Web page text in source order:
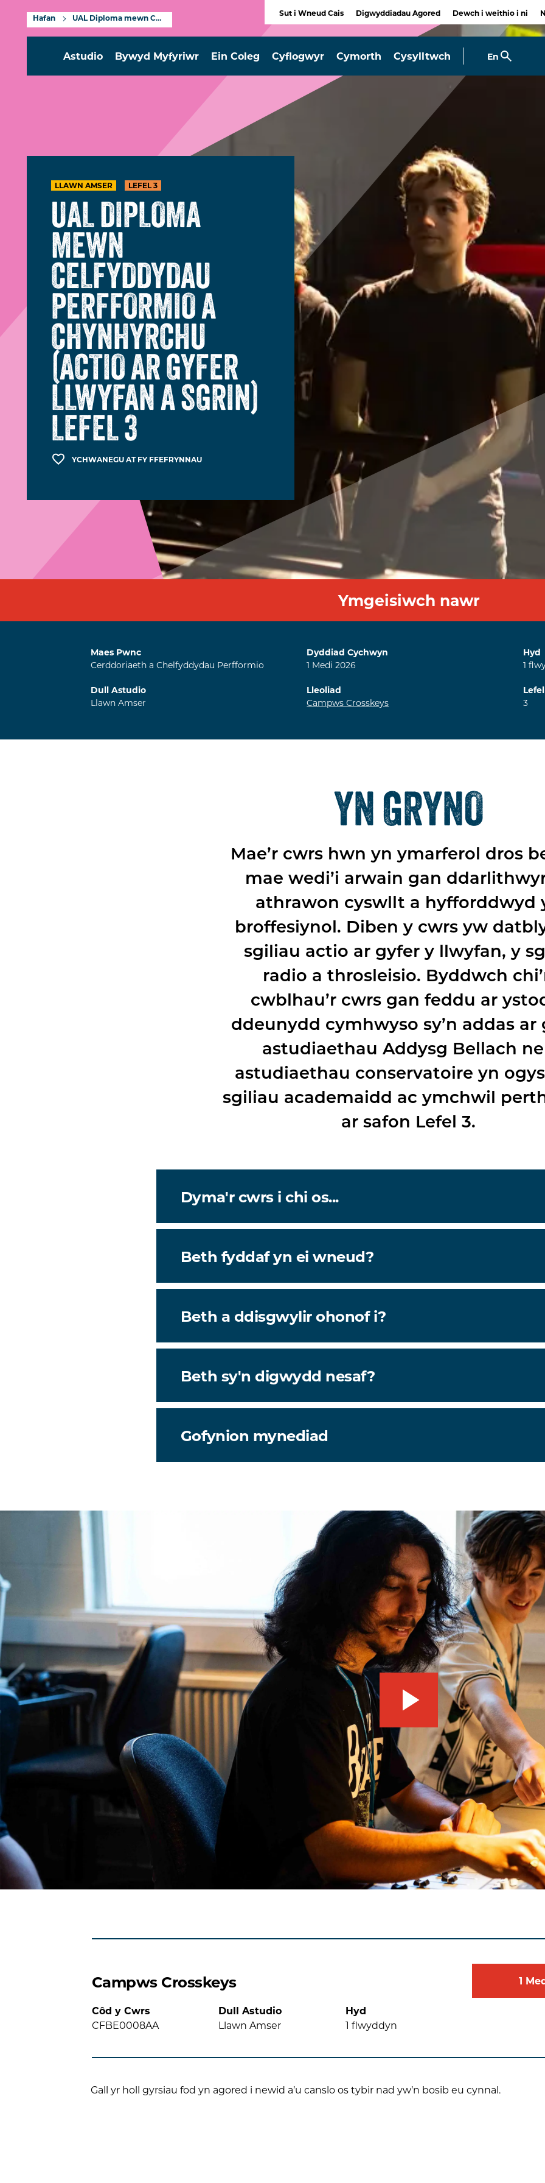
Hafan UAL Diploma mewn Celfyddydau Perfformio a Chynhyrchu (Actio ar gyfer Llwyfan a Sgrin) Lefel 3 Sut i Wneud Cais Digwyddiadau Agored Dewch i weithio i ni
Astudio Bywyd Myfyriwr Ein Coleg Cyflogwyr Cymorth Cysylltwch En
LLAWN AMSER LEFEL 3
UAL DIPLOMA
MEWN
CELFYDDYDAU
PERFFORMIO A
CHYNHYRCHU
(ACTIO AR GYFER
LLWYFAN A SGRIN)
LEFEL 3
YCHWANEGU AT FY FFEFRYNNAU
Ymgeisiwch nawr
Maes Pwnc
Cerddoriaeth a Chelfyddydau Perfformio
Dyddiad Cychwyn
1 Medi 2026
Hyd
1
Dull Astudio
Llawn Amser
Lleoliad
Campws Crosskeys
Lefel
3
YN GRYNO
Mae’r cwrs hwn yn ymarferol dros
mae wedi’i arwain gan
athrawon cyswllt a hyfforddwyd
broffesiynol. Diben y cwrs yw
sgiliau actio ar gyfer y llwyfan, y
radio a throsleisio. Byddwch
cwblhau’r cwrs gan feddu ar
ddeunydd cymhwyso sy’n addas ar
astudiaethau Addysg Bellach
astudiaethau conservatoire yn
sgiliau academaidd ac ymchwil
ar safon Lefel 3.
Dyma'r cwrs i chi os...
Beth fyddaf yn ei wneud?
Beth a ddisgwylir ohonof i?
Beth sy'n digwydd nesaf?
Gofynion mynediad
Campws Crosskeys
Côd y Cwrs
CFBE0008AA
Dull Astudio
Llawn Amser
Hyd
1 flwyddyn
1
Gall yr holl gyrsiau fod yn agored i newid a’u canslo os tybir nad yw’n bosib eu cynnal.